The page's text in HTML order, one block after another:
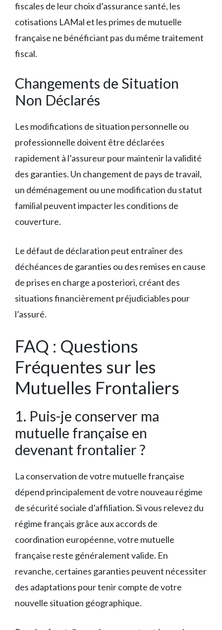
fiscales de leur choix d’assurance santé, les
cotisations LAMal et les primes de mutuelle
française ne bénéficiant pas du même traitement
fiscal.
Changements de Situation
Non Déclarés
Les modifications de situation personnelle ou
professionnelle doivent être déclarées
rapidement à l’assureur pour maintenir la validité
des garanties. Un changement de pays de travail,
un déménagement ou une modification du statut
familial peuvent impacter les conditions de
couverture.
Le défaut de déclaration peut entraîner des
déchéances de garanties ou des remises en cause
de prises en charge a posteriori, créant des
situations financièrement préjudiciables pour
l’assuré.
FAQ : Questions
Fréquentes sur les
Mutuelles Frontaliers
1. Puis-je conserver ma
mutuelle française en
devenant frontalier ?
La conservation de votre mutuelle française
dépend principalement de votre nouveau régime
de sécurité sociale d’affiliation. Si vous relevez du
régime français grâce aux accords de
coordination européenne, votre mutuelle
française reste généralement valide. En
revanche, certaines garanties peuvent nécessiter
des adaptations pour tenir compte de votre
nouvelle situation géographique.